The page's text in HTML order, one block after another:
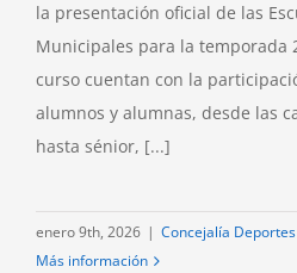
la presentación oficial de las
Municipales para la temporada
curso cuentan con la
alumnos y alumnas, desde las
hasta sénior, [...]
enero 9th, 2026 | Concejalía
Más información